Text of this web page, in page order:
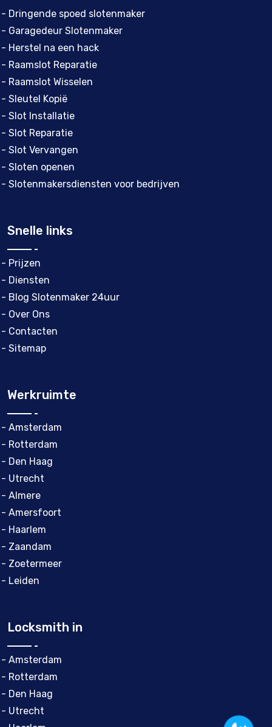
- Dringende spoed slotenmaker
- Garagedeur Slotenmaker
- Herstel na een hack
- Raamslot Reparatie
- Raamslot Wisselen
- Sleutel Kopië
- Slot Installatie
- Slot Reparatie
- Slot Vervangen
- Sloten openen
- Slotenmakersdiensten voor bedrijven
Snelle links
- Prijzen
- Diensten
- Blog Slotenmaker 24uur
- Over Ons
- Contacten
- Sitemap
Werkruimte
- Amsterdam
- Rotterdam
- Den Haag
- Utrecht
- Almere
- Amersfoort
- Haarlem
- Zaandam
- Zoetermeer
- Leiden
Locksmith in
- Amsterdam
- Rotterdam
- Den Haag
- Utrecht